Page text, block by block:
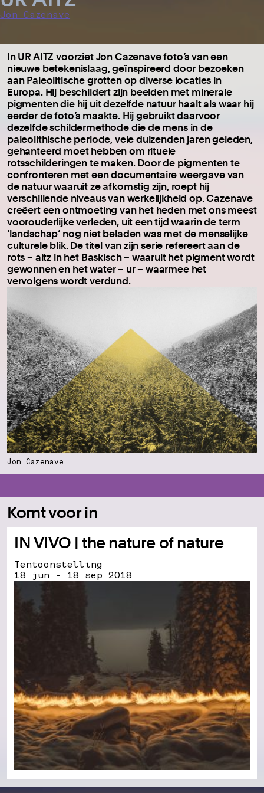
Jon Cazenave
In UR AITZ voorziet Jon Cazenave foto’s van een
nieuwe betekenislaag, geïnspireerd door bezoeken
aan Paleolitische grotten op diverse locaties in
Europa. Hij beschildert zijn beelden met minerale
pigmenten die hij uit dezelfde natuur haalt als waar hij
eerder de foto’s maakte. Hij gebruikt daarvoor
dezelfde schildermethode die de mens in de
paleolithische periode, vele duizenden jaren geleden,
gehanteerd moet hebben om rituele
rotsschilderingen te maken. Door de pigmenten te
confronteren met een documentaire weergave van
de natuur waaruit ze afkomstig zijn, roept hij
verschillende niveaus van werkelijkheid op. Cazenave
creëert een ontmoeting van het heden met ons meest
voorouderlijke verleden, uit een tijd waarin de term
‘landschap’ nog niet beladen was met de menselijke
culturele blik. De titel van zijn serie refereert aan de
rots – aitz in het Baskisch – waaruit het pigment wordt
gewonnen en het water – ur – waarmee het
vervolgens wordt verdund.
Jon Cazenave
Komt voor in
IN VIVO | the nature of nature
Tentoonstelling
18 jun - 18 sep 2018